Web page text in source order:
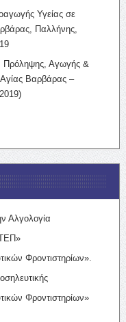
Υγείας σε
Παλλήνης,
Πρόληψης, Αγωγής &
Βαρβάρας –
Αλγολογία
Φροντιστηρίων».
Φροντιστηρίων»